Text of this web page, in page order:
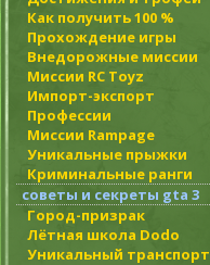
Как получить 100 %
Прохождение игры
Внедорожные миссии
Миссии RC Toyz
Импорт-экспорт
Профессии
Миссии Rampage
Уникальные прыжки
Криминальные ранги
советы и секреты gta 3
Город-призрак
Лётная школа Dodo
Уникальный транспорт